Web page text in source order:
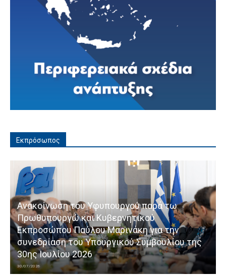
Εκπρόσωπος
Ανακοίνωση του Υφυπουργού παρά τω
Πρωθυπουργώ και Κυβερνητικού
Εκπροσώπου Παύλου Μαρινάκη για την
συνεδρίαση του Υπουργικού Συμβουλίου της
30ης Ιουλίου 2026
30/07/2026